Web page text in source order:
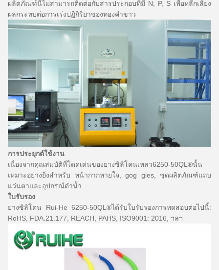
ผลิตภัณฑ์นี้ไม่สามารถติดต่อกับสารประกอบที่มี N, P, S เพื่อหลีกเลี่ยง
ผลกระทบต่อการเร่งปฏิกิริยาของทองคำขาว
การประยุกต์ใช้งาน
เนื่องจากคุณสมบัติที่โดดเด่นของยางซิลิโคนเหลว6250-50QL®นั้น
เหมาะอย่างยิ่งสำหรับ
หน้ากากหายใจ, gog
gles, ชุดผลิตภัณฑ์แถบ
แว่นตาและอุปกรณ์ดำน้ำ
ใบรับรอง
ยางซิลิโคน Rui-He 6250-50QL®ได้รับใบรับรองการทดสอบต่อไปนี้:
RoHS, FDA.21.177, REACH, PAHS, ISO9001: 2016, ฯลฯ